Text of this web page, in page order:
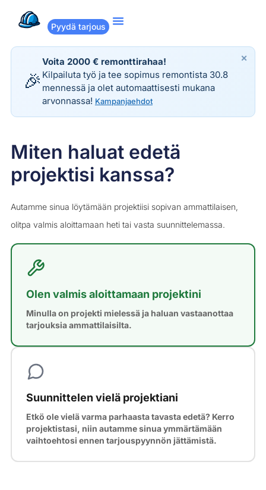
Pyydä tarjous
🎉
Voita 2000 € remonttirahaa!
Kilpailuta työ ja tee sopimus remontista 30.8
mennessä ja olet automaattisesti mukana
arvonnassa! Kampanjaehdot
×
Miten haluat edetä
projektisi kanssa?
Autamme sinua löytämään projektiisi sopivan ammattilaisen,
olitpa valmis aloittamaan heti tai vasta suunnittelemassa.
Olen valmis aloittamaan projektini
Minulla on projekti mielessä ja haluan vastaanottaa
tarjouksia ammattilaisilta.
Suunnittelen vielä projektiani
Etkö ole vielä varma parhaasta tavasta edetä? Kerro
projektistasi, niin autamme sinua ymmärtämään
vaihtoehtosi ennen tarjouspyynnön jättämistä.